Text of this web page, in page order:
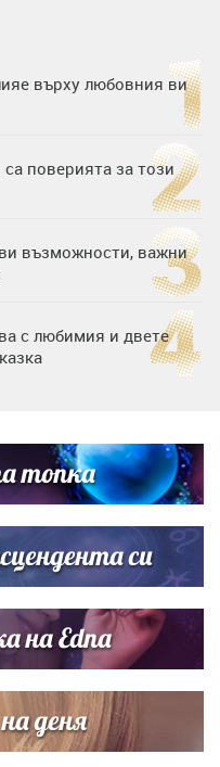
върху любовния ви
поверията за този
възможности, важни
с любимия и двете
място
сватба, Стоичков и
топка
си
на Edna
деня